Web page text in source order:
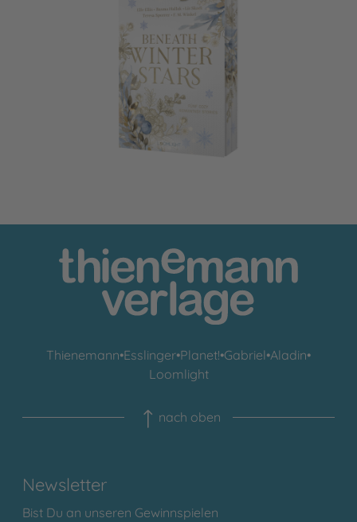
Beneath Winter Stars
Thienemann•Esslinger•Planet!•Gabriel•Aladin•
Loomlight
nach oben
Newsletter
Bist Du an unseren Gewinnspielen